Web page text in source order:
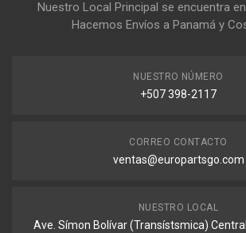
Nuestro Local Principal se encuentra
Hacemos Envíos a Panamá y
NUESTRO NÚMERO
+507 398-2117
CORREO CONTACTO
ventas@europartsgo.com
NUESTRO LOCAL
Ave. Símon Bolívar (Transístsmica)